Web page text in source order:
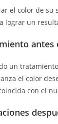
el color de
lograr un
un
el color
con el